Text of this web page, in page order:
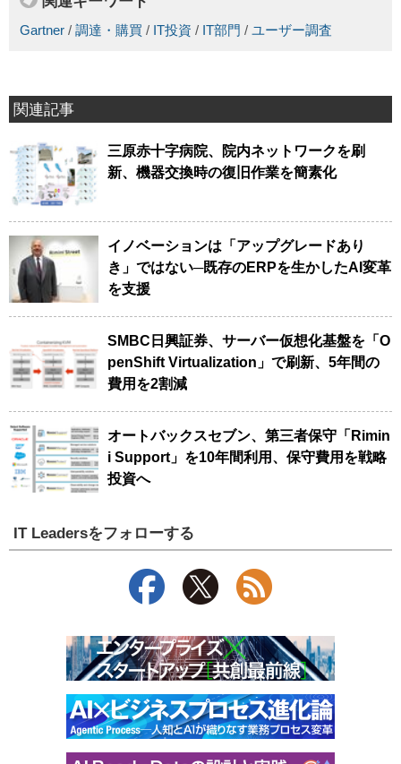
Gartner / 調達・購買 / IT投資 / IT部門 / ユーザー調査
関連記事
三原赤十字病院、院内ネットワークを刷
新、機器交換時の復旧作業を簡素化
イノベーションは「アップグレードあり
き」ではない─既存のERPを生かしたAI変革
を支援
SMBC日興証券、サーバー仮想化基盤を「O
penShift Virtualization」で刷新、5年間の
費用を2割減
オートバックスセブン、第三者保守「Rimin
i Support」を10年間利用、保守費用を戦略
投資へ
IT Leadersをフォローする